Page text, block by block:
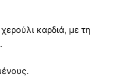
καρδιά, με τη